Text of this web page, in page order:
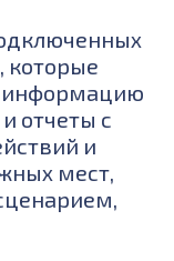
которые
информацию
отчеты с
и
мест,